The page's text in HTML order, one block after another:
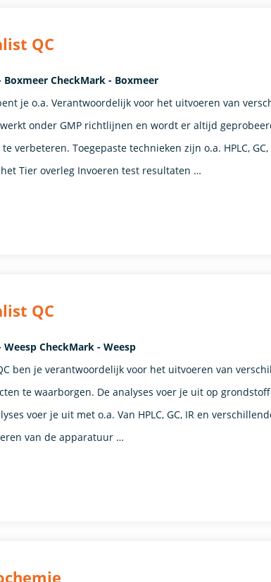
QC
Boxmeer CheckMark - Boxmeer
je o.a. Verantwoordelijk voor het uitvoeren van
onder GMP richtlijnen en wordt er altijd
verbeteren. Toegepaste technieken zijn o.a. HPLC,
Tier overleg Invoeren test resultaten …
QC
CheckMark - Weesp
ben je verantwoordelijk voor het uitvoeren van
te waarborgen. De analyses voer je uit op
voer je uit met o.a. Van HPLC, GC, IR en
van de apparatuur …